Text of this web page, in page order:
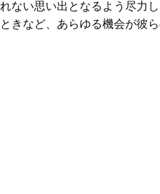
ない思い出となるよう尽力
きなど、あらゆる機会が彼
、クラシックカップケーキ
ない思い出となるよう尽力し